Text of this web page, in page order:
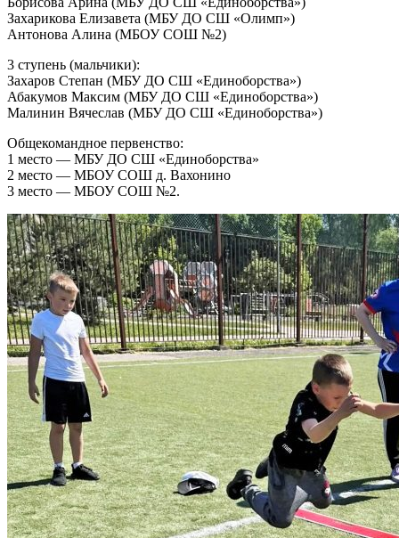
Захарикова Елизавета (МБУ ДО СШ «Олимп»)
Антонова Алина (МБОУ СОШ №2)
3 ступень (мальчики):
Захаров Степан (МБУ ДО СШ «Единоборства»)
Абакумов Максим (МБУ ДО СШ «Единоборства»)
Малинин Вячеслав (МБУ ДО СШ «Единоборства»)
Общекомандное первенство:
1 место — МБУ ДО СШ «Единоборства»
2 место — МБОУ СОШ д. Вахонино
3 место — МБОУ СОШ №2.